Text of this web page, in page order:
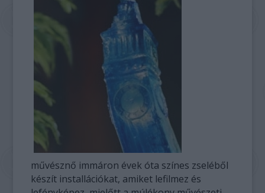
művésznő immáron évek óta színes zseléből
készít installációkat, amiket lefilmez és